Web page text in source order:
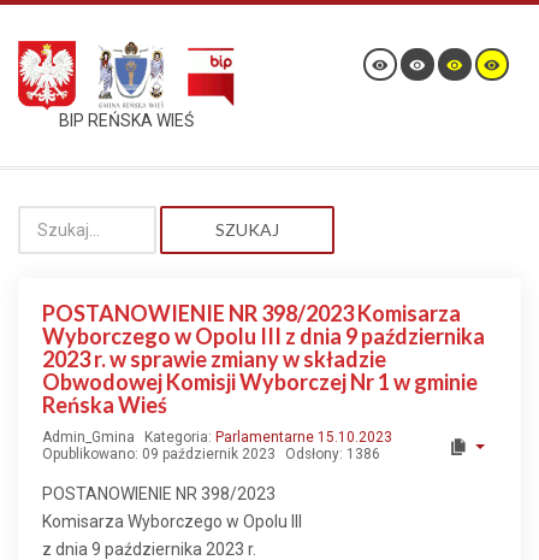
BIP REŃSKA WIEŚ
SZUKAJ
POSTANOWIENIE NR 398/2023 Komisarza
Wyborczego w Opolu III z dnia 9 października
2023 r. w sprawie zmiany w składzie
Obwodowej Komisji Wyborczej Nr 1 w gminie
Reńska Wieś
Admin_Gmina Kategoria: Parlamentarne 15.10.2023
Opublikowano: 09 październik 2023
Odsłony: 1386
POSTANOWIENIE NR 398/2023
Komisarza Wyborczego w Opolu III
z dnia 9 października 2023 r.